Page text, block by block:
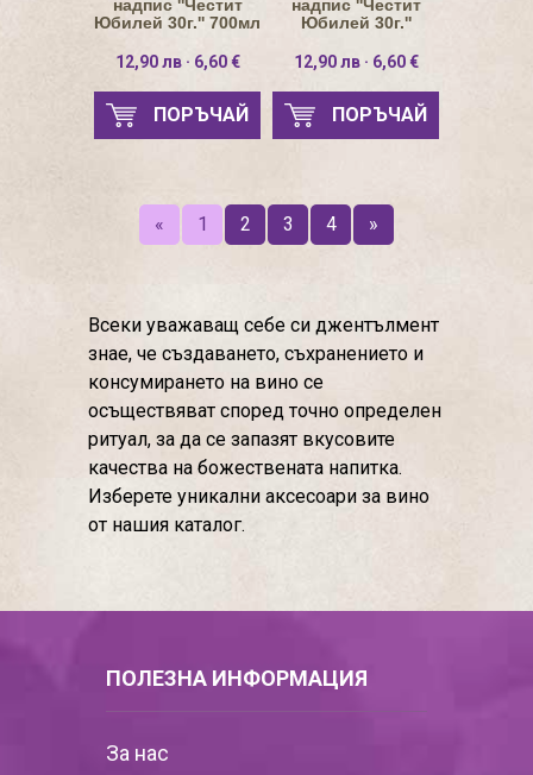
надпис ''Честит
Юбилей 30г.'' 700мл
12,90 лв · 6,60 €
ПОРЪЧАЙ
надпис ''Честит
Юбилей 30г.''
12,90 лв · 6,60 €
ПОРЪЧАЙ
« 1 2 3 4 »
Всеки уважаващ себе си джентълмент
знае, че създаването, съхранението и
консумирането на вино се
осъществяват според точно определен
ритуал, за да се запазят вкусовите
качества на божествената напитка.
Изберете уникални аксесоари за вино
от нашия каталог.
ПОЛЕЗНА ИНФОРМАЦИЯ
За нас